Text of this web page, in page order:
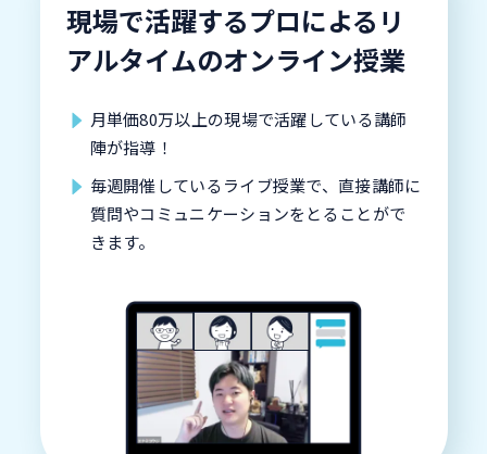
現場で活躍するプロによるリ
アルタイムのオンライン授業
月単価80万以上の現場で活躍している講師
陣が指導！
毎週開催しているライブ授業で、直接講師に
質問やコミュニケーションをとることがで
きます。